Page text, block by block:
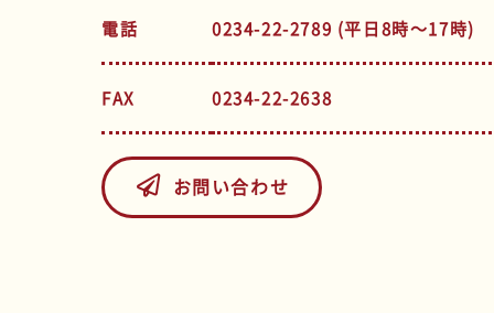
電話 0234-22-2789 (平日8時～17時)
FAX 0234-22-2638
お問い合わせ